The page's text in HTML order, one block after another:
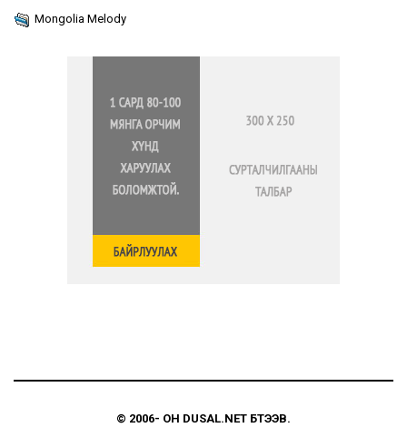
Mongolia Melody
© 2006- ОН DUSAL.NET БҮТЭЭВ.